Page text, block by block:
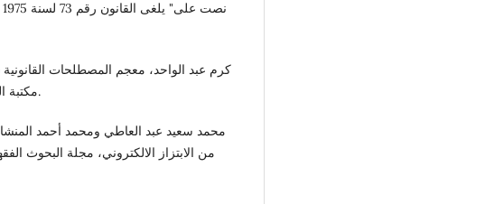
كرم عبد الواحد، معجم المصطلحات
مكتبة النهضة العربية، بيروت، لبنان، 1987، ص 33.
محمد سعيد عبد العاطي ومحمد أحمد
من الابتزاز الالكتروني، مجلة البحوث